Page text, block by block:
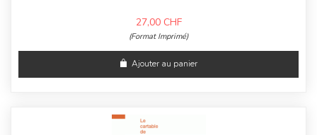
27,00 CHF
(Format Imprimé)
Ajouter au panier